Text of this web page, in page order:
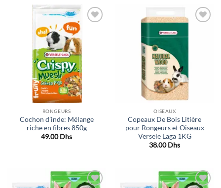
Ajouter
souhaits
RONGEURS
Cochon d’inde: Mélange
riche en fibres 850g
49.00Dhs
à la liste
OISEAUX
Copeaux De Bois Litière
pour Rongeurs et Oiseaux
Versele Laga 1KG
38.00Dhs